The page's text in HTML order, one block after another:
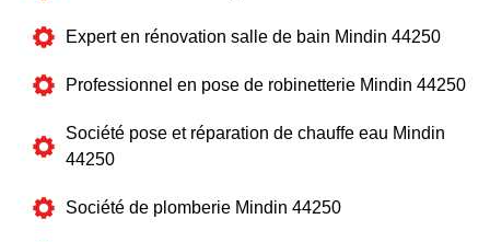
Expert en rénovation salle de bain Mindin 44250
Professionnel en pose de robinetterie Mindin 44250
Société pose et réparation de chauffe eau Mindin
44250
Société de plomberie Mindin 44250